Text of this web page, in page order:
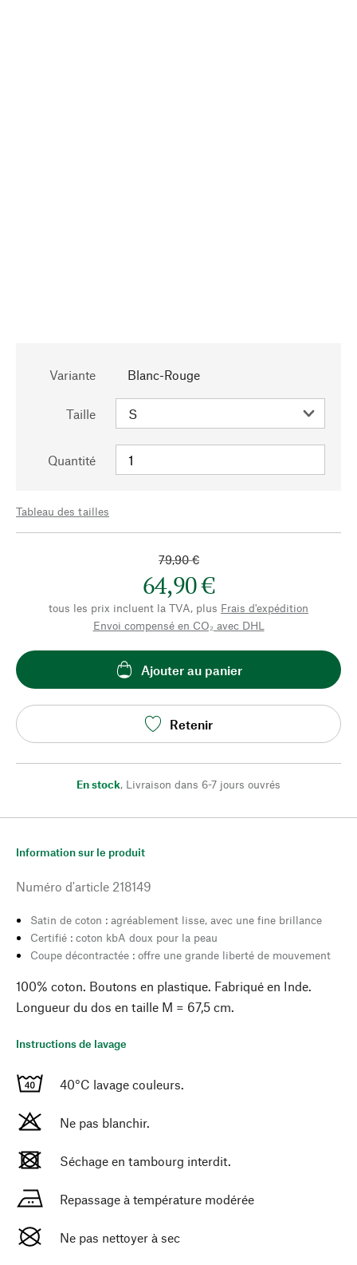
Variante Blanc-Rouge
Taille
Quantité
Tableau des tailles
79,90 €
64,90 €
tous les prix incluent la TVA, plus Frais d'expédition
Envoi compensé en CO₂ avec DHL
Ajouter au panier
Retenir
En stock, Livraison dans 6-7 jours ouvrés
Information sur le produit
Numéro d'article 218149
Satin de coton : agréablement lisse, avec une fine brillance
Certifié : coton kbA doux pour la peau
Coupe décontractée : offre une grande liberté de mouvement
100% coton. Boutons en plastique. Fabriqué en Inde.
Longueur du dos en taille M = 67,5 cm.
Instructions de lavage
40°C lavage couleurs.
Ne pas blanchir.
Séchage en tambourg interdit.
Repassage à température modérée
Ne pas nettoyer à sec